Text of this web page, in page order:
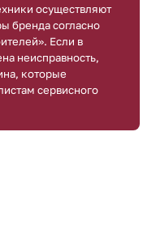
осуществляют
бренда согласно
Если в
неисправность,
которые
сервисного